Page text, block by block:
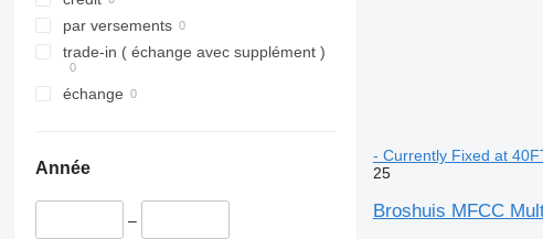
par versements
trade-in ( échange avec supplément )
échange
Année
–
- Currently Fixed at
25
Broshuis MFCC